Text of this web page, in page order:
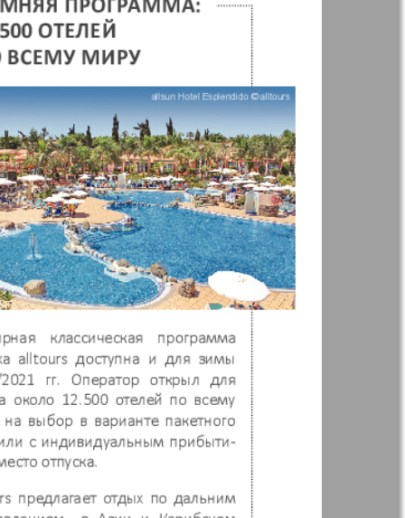
47
Westnik-info
Wadim
Domaschnij
Restaurant
Woman`s life
Firma Nachrichten BW